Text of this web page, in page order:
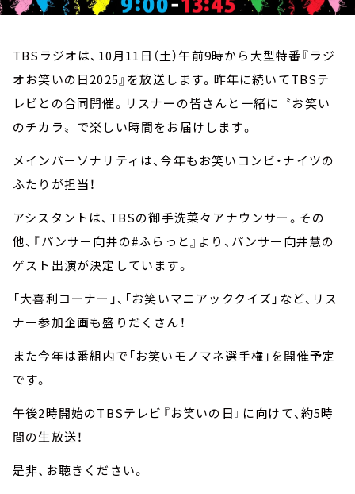
TBSラジオは、10月11日（土）午前9時から大型特番『ラジ
オお笑いの日2025』を放送します。昨年に続いてTBSテ
レビとの合同開催。リスナーの皆さんと一緒に〝お笑い
のチカラ〟で楽しい時間をお届けします。
メインパーソナリティは、今年もお笑いコンビ・ナイツの
ふたりが担当！
アシスタントは、TBSの御手洗菜々アナウンサー。その
他、『パンサー向井の#ふらっと』より、パンサー向井慧の
ゲスト出演が決定しています。
「大喜利コーナー」、「お笑いマニアッククイズ」など、リス
ナー参加企画も盛りだくさん！
また今年は番組内で「お笑いモノマネ選手権」を開催予定
です。
午後2時開始のTBSテレビ『お笑いの日』に向けて、約5時
間の生放送！
是非、お聴きください。